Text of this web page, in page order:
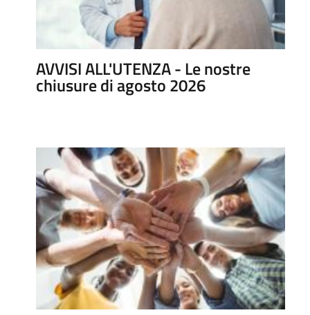
AVVISI ALL'UTENZA - Le nostre
chiusure di agosto 2026